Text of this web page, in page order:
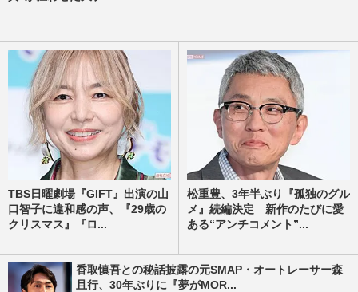
TBS日曜劇場『GIFT』出演の山
口智子に違和感の声、『29歳の
クリスマス』『ロ...
松重豊、3年半ぶり『孤独のグル
メ』続編決定 新作のたびに愛
ある“アンチコメント”...
香取慎吾との秘話披露の元SMAP・オートレーサー森
且行、30年ぶりに『夢がMOR...